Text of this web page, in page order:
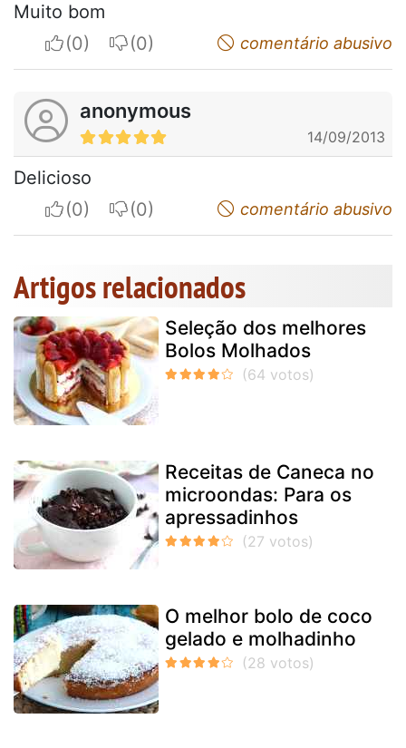
Muito bom
I apreciateI do not appreciatecomentário abusivo
anonymous
14/09/2013
Delicioso
I apreciateI do not appreciatecomentário abusivo
Artigos relacionados
Seleção dos melhores
Bolos Molhados
Receitas de Caneca no
microondas: Para os
apressadinhos
O melhor bolo de coco
gelado e molhadinho